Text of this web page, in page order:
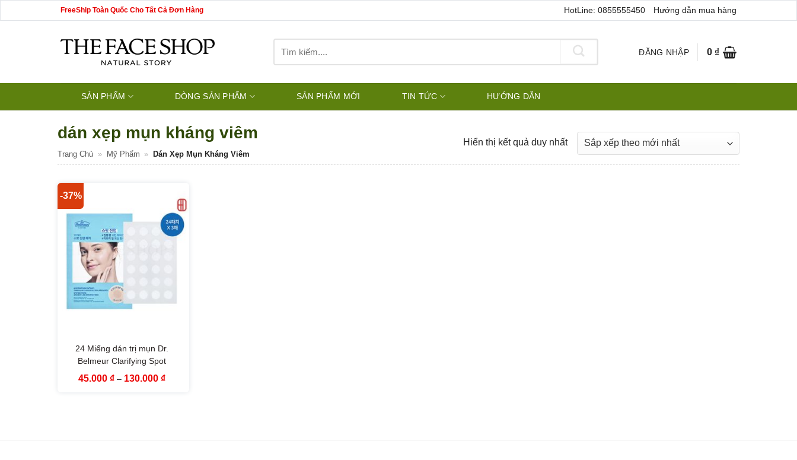
qua
FreeShip Toàn Quốc Cho Tất Cả Đơn Hàng HotLine: 0855555450 Hướng dẫn mua hàng
kiếm:
ĐĂNG NHẬP 0 ₫
SẢN PHẨM DÒNG SẢN PHẨM SẢN PHẨM MỚI TIN TỨC HƯỚNG DẪN
dán xẹp mụn kháng viêm
Trang Chủ » Mỹ Phẩm » Dán Xẹp Mụn Kháng Viêm
Hiển thị kết quả duy nhất
-37%
24 Miếng dán trị mụn Dr.
Belmeur Clarifying Spot
Soothing Patches The Face
45.000 ₫ – 130.000 ₫Khoảng